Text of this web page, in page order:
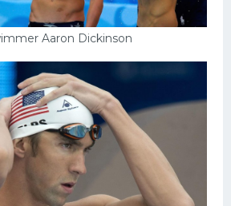
Aaron Dickinson